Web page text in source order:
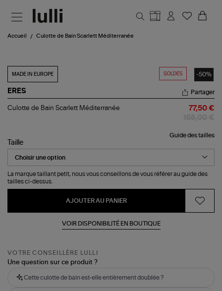
Accueil Culotte de Bain Scarlett Méditerranée
SOLDES -50%
MADE IN EUROPE
ERES
Culotte
Méditerranée
Partager
Culotte de Bain Scarlett Méditerranée 77,50 €
Guide des tailles
Taille
La marque taillant petit, nous vous conseillons de vous référer au guide des
tailles ci-dessus.
AJOUTER AU PANIER
VOIR DISPONIBILITÉ EN BOUTIQUE
VOTRE CONSEILLÈRE LULLI
Une question sur ce produit ?
Cette culotte de bain est-elle entièrement doublée ?